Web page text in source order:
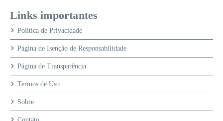
Links importantes
Política de Privacidade
Página de Isenção de Responsabilidade
Página de Transparência
Termos de Uso
Sobre
Contato